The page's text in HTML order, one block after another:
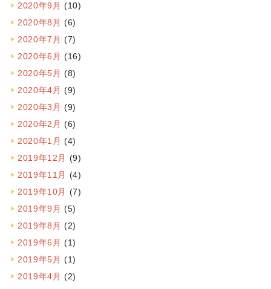
2020年9月 (10)
2020年8月 (6)
2020年7月 (7)
2020年6月 (16)
2020年5月 (8)
2020年4月 (9)
2020年3月 (9)
2020年2月 (6)
2020年1月 (4)
2019年12月 (9)
2019年11月 (4)
2019年10月 (7)
2019年9月 (5)
2019年8月 (2)
2019年6月 (1)
2019年5月 (1)
2019年4月 (2)